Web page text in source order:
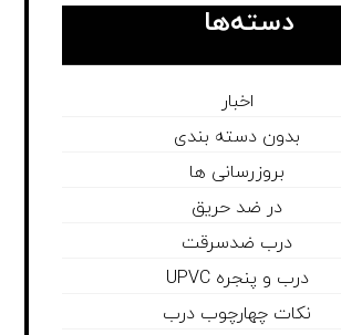
دسته‌ها
اخبار
بدون دسته بندی
بروزرسانی ها
در ضد حریق
درب ضدسرقت
درب و پنجره UPVC
نکات چهارچوب درب